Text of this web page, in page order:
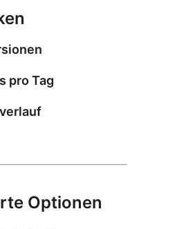
pro Tag
Optionen